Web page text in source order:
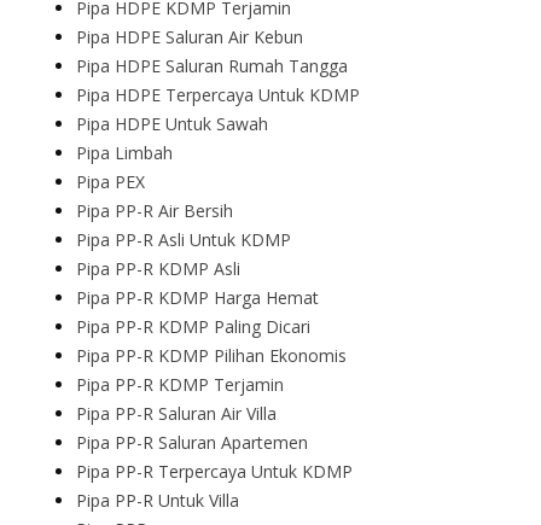
Pipa HDPE KDMP Terjamin
Pipa HDPE Saluran Air Kebun
Pipa HDPE Saluran Rumah Tangga
Pipa HDPE Terpercaya Untuk KDMP
Pipa HDPE Untuk Sawah
Pipa Limbah
Pipa PEX
Pipa PP-R Air Bersih
Pipa PP-R Asli Untuk KDMP
Pipa PP-R KDMP Asli
Pipa PP-R KDMP Harga Hemat
Pipa PP-R KDMP Paling Dicari
Pipa PP-R KDMP Pilihan Ekonomis
Pipa PP-R KDMP Terjamin
Pipa PP-R Saluran Air Villa
Pipa PP-R Saluran Apartemen
Pipa PP-R Terpercaya Untuk KDMP
Pipa PP-R Untuk Villa